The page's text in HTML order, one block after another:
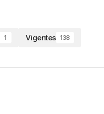
1 Vigentes 138